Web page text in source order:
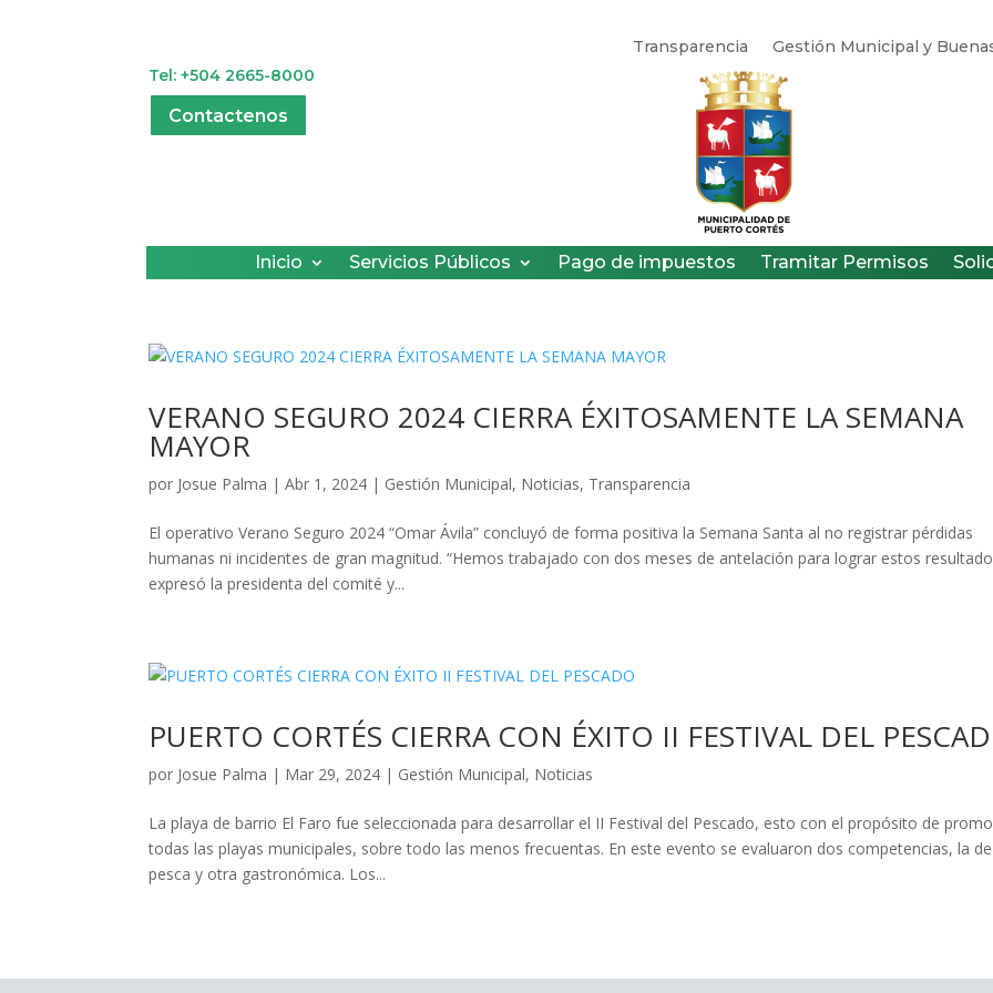
Transparencia Gestión Municipal y
Tel: +504 2665-8000
Contactenos
Inicio Servicios Públicos Pago de impuestos Tramitar Permisos
VERANO SEGURO 2024 CIERRA ÉXITOSAMENTE LA SEMANA
MAYOR
por Josue Palma |Abr 1, 2024 | Gestión Municipal, Noticias, Transparencia
El operativo Verano Seguro 2024 “Omar Ávila” concluyó de forma positiva la Semana Santa al no registrar pérdidas
humanas ni incidentes de gran magnitud. “Hemos trabajado con dos meses de antelación para lograr estos
expresó la presidenta del comité y...
PUERTO CORTÉS CIERRA CON ÉXITO II FESTIVAL DEL
por Josue Palma | Mar 29, 2024 | Gestión Municipal, Noticias
La playa de barrio El Faro fue seleccionada para desarrollar el II Festival del Pescado, esto con el propósito de
todas las playas municipales, sobre todo las menos frecuentas. En este evento se evaluaron dos competencias, la de
pesca y otra gastronómica. Los...